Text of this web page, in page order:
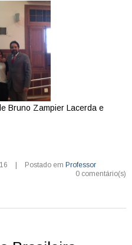
Bruno Zampier Lacerda e
Postado em Professor
0 comentário(s)